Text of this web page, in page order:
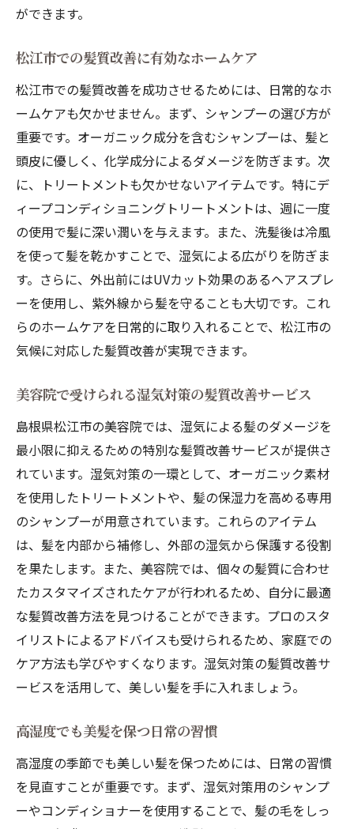
ーガニック製品
松江市で人気のオーガニックシャンプー
髪質改善に効果的な成分とは
オーガニックシャンプーの選び方と注意点
松江市の美容院で推奨される髪質改善シャ
ンプー
髪質改善シャンプーを使用する際のポイン
ト
島根県松江市での髪質改善美しい髪を手に入れ
る秘訣
美しい髪を手に入れるための基本ケア
松江市での髪質改善成功事例
日常生活での髪質改善習慣
松江市で注目の髪質改善法
髪質改善に役立つ食事と栄養
松江市で髪質改善風の強い日でも崩れないヘア
ケアポイント
風が強い日のヘアスタイルキープ方法
松江市の気候に対応する髪質改善ケア
風対策のための髪質改善アイテム
美容院での風対策髪質改善サービス
日常でできる風の強い日の髪質改善ケア
風に負けない美髪を保つコツ
ができます。
松江市での髪質改善に有効なホームケア
松江市での髪質改善を成功させるためには、日常的なホ
ームケアも欠かせません。まず、シャンプーの選び方が
重要です。オーガニック成分を含むシャンプーは、髪と
頭皮に優しく、化学成分によるダメージを防ぎます。次
に、トリートメントも欠かせないアイテムです。特にデ
ィープコンディショニングトリートメントは、週に一度
の使用で髪に深い潤いを与えます。また、洗髪後は冷風
を使って髪を乾かすことで、湿気による広がりを防ぎま
す。さらに、外出前にはUVカット効果のあるヘアスプレ
ーを使用し、紫外線から髪を守ることも大切です。これ
らのホームケアを日常的に取り入れることで、松江市の
気候に対応した髪質改善が実現できます。
美容院で受けられる湿気対策の髪質改善サービス
島根県松江市の美容院では、湿気による髪のダメージを
最小限に抑えるための特別な髪質改善サービスが提供さ
れています。湿気対策の一環として、オーガニック素材
を使用したトリートメントや、髪の保湿力を高める専用
のシャンプーが用意されています。これらのアイテム
は、髪を内部から補修し、外部の湿気から保護する役割
を果たします。また、美容院では、個々の髪質に合わせ
たカスタマイズされたケアが行われるため、自分に最適
な髪質改善方法を見つけることができます。プロのスタ
イリストによるアドバイスも受けられるため、家庭での
ケア方法も学びやすくなります。湿気対策の髪質改善サ
ービスを活用して、美しい髪を手に入れましょう。
高湿度でも美髪を保つ日常の習慣
高湿度の季節でも美しい髪を保つためには、日常の習慣
を見直すことが重要です。まず、湿気対策用のシャンプ
ーやコンディショナーを使用することで、髪の毛をしっ